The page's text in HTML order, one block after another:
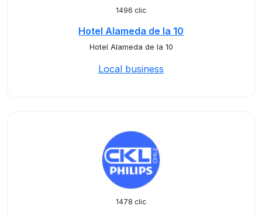
1496 clic
Hotel Alameda de la 10
Hotel Alameda de la 10
Local business
1478 clic